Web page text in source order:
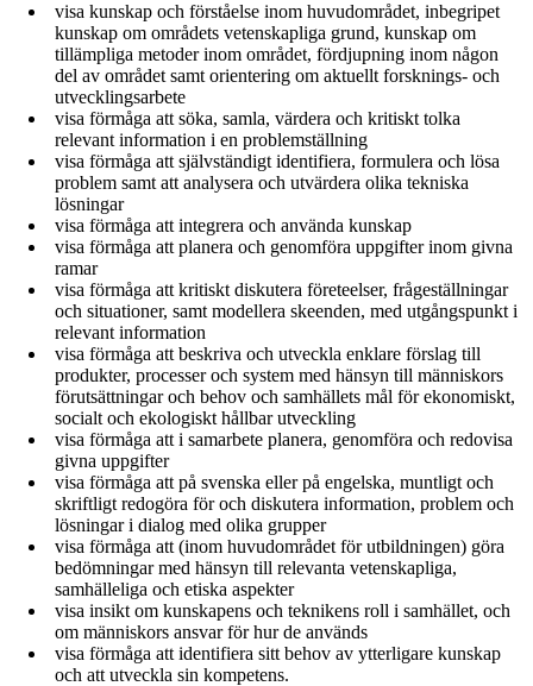
visa kunskap och förståelse inom huvudområdet, inbegripet
kunskap om områdets vetenskapliga grund, kunskap om
tillämpliga metoder inom området, fördjupning inom någon
del av området samt orientering om aktuellt forsknings‐ och
utvecklingsarbete
visa förmåga att söka, samla, värdera och kritiskt tolka
relevant information i en problemställning
visa förmåga att självständigt identifiera, formulera och lösa
problem samt att analysera och utvärdera olika tekniska
lösningar
visa förmåga att integrera och använda kunskap
visa förmåga att planera och genomföra uppgifter inom givna
ramar
visa förmåga att kritiskt diskutera företeelser, frågeställningar
och situationer, samt modellera skeenden, med utgångspunkt i
relevant information
visa förmåga att beskriva och utveckla enklare förslag till
produkter, processer och system med hänsyn till människors
förutsättningar och behov och samhällets mål för ekonomiskt,
socialt och ekologiskt hållbar utveckling
visa förmåga att i samarbete planera, genomföra och redovisa
givna uppgifter
visa förmåga att på svenska eller på engelska, muntligt och
skriftligt redogöra för och diskutera information, problem och
lösningar i dialog med olika grupper
visa förmåga att (inom huvudområdet för utbildningen) göra
bedömningar med hänsyn till relevanta vetenskapliga,
samhälleliga och etiska aspekter
visa insikt om kunskapens och teknikens roll i samhället, och
om människors ansvar för hur de används
visa förmåga att identifiera sitt behov av ytterligare kunskap
och att utveckla sin kompetens.